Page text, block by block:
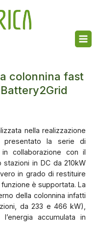
colonnina fast
nella realizzazione
presentato la serie di
collaborazione con il
stazioni in DC da 210kW
in grado di restituire
è supportata. La
della colonnina infatti
da 233 e 466 kW),
accumulata in